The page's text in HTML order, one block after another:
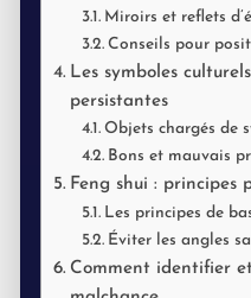
Miroirs et reflets
Conseils pour
Les symboles
persistantes
Objets chargés de
Bons et mauvais
Feng shui : principes
Les principes de
Éviter les angles
Comment identifier